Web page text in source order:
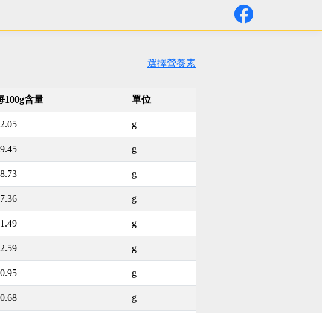
選擇營養素
100g含量 單位
g
g
g
g
g
g
g
g